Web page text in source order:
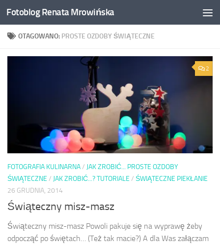
Przeskocz do treści
Fotoblog Renata Mrowińska
OTAGOWANO: PROSTE OZDOBY ŚWIĄTECZNE
2
FOTOGRAFIA KULINARNA/ JAK ZROBIĆ... PROSTE OZDOBY
ŚWIĄTECZNE / JAK ZROBIĆ...? TUTORIALE / ŚWIĄTECZNE PIEKŁANIE
26 GRUDNIA, 2014
Świąteczny misz-masz
Świąteczny misz-masz Powoli pakuje się na wyprawę żeby
odpocząć po świętach… (Też tak macie?) A dla Was załączam